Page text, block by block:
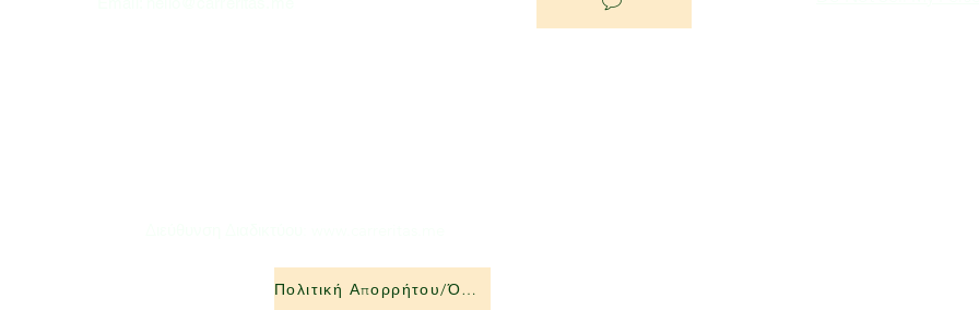
Πολιτική Απορρήτου/Όροι-Προϋποθέσεις